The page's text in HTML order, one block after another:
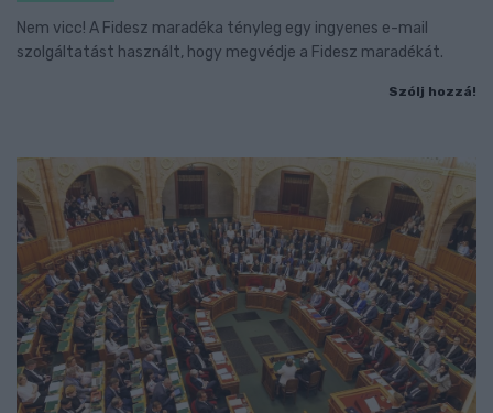
Nem vicc! A Fidesz maradéka tényleg egy ingyenes e-mail
szolgáltatást használt, hogy megvédje a Fidesz maradékát.
Szólj hozzá!